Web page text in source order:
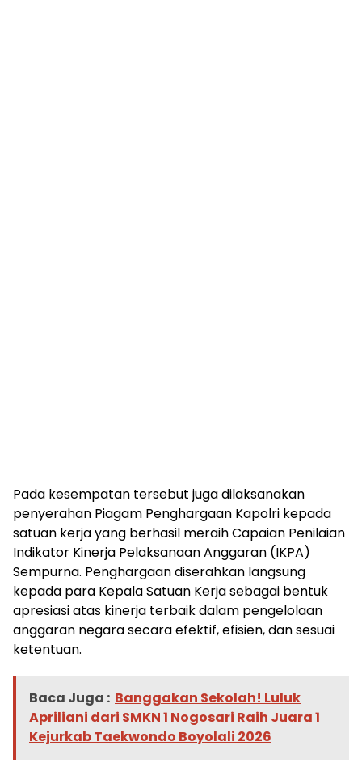
Pada kesempatan tersebut juga dilaksanakan
penyerahan Piagam Penghargaan Kapolri kepada
satuan kerja yang berhasil meraih Capaian Penilaian
Indikator Kinerja Pelaksanaan Anggaran (IKPA)
Sempurna. Penghargaan diserahkan langsung
kepada para Kepala Satuan Kerja sebagai bentuk
apresiasi atas kinerja terbaik dalam pengelolaan
anggaran negara secara efektif, efisien, dan sesuai
ketentuan.
Baca Juga : Banggakan Sekolah! Luluk
Apriliani dari SMKN 1 Nogosari Raih Juara 1
Kejurkab Taekwondo Boyolali 2026